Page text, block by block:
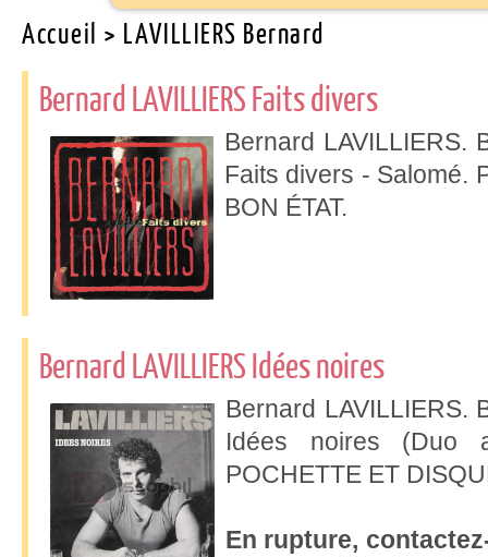
Accueil > LAVILLIERS Bernard
Bernard LAVILLIERS Faits divers
Bernard LAVILLIERS.
Faits divers - Salomé.
BON ÉTAT.
Bernard LAVILLIERS Idées noires
Bernard LAVILLIERS.
Idées noires (Duo
POCHETTE ET
En rupture,